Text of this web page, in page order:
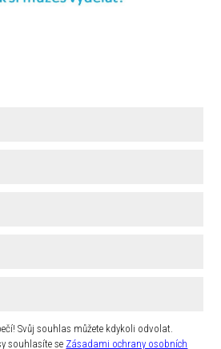
Svůj souhlas můžete kdykoli odvolat.
souhlasíte se Zásadami ochrany osobních